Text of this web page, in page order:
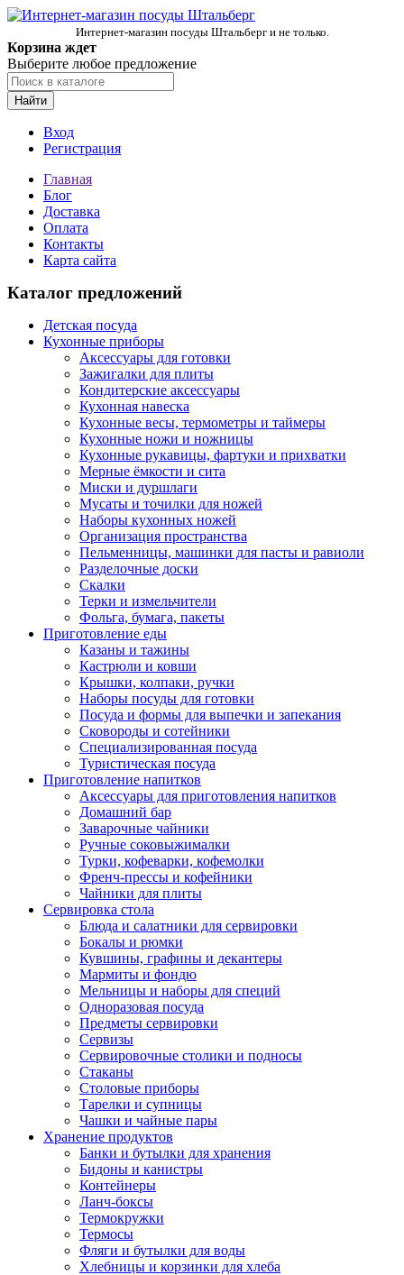
Интернет-магазин посуды Штальберг и не только.
Корзина ждет
Выберите любое предложение
Найти
Вход
Регистрация
Главная
Блог
Доставка
Оплата
Контакты
Карта сайта
Каталог предложений
Детская посуда
Кухонные приборы
Аксессуары для готовки
Зажигалки для плиты
Кондитерские аксессуары
Кухонная навеска
Кухонные весы, термометры и таймеры
Кухонные ножи и ножницы
Кухонные рукавицы, фартуки и прихватки
Мерные ёмкости и сита
Миски и дуршлаги
Мусаты и точилки для ножей
Наборы кухонных ножей
Организация пространства
Пельменницы, машинки для пасты и равиоли
Разделочные доски
Скалки
Терки и измельчители
Фольга, бумага, пакеты
Приготовление еды
Казаны и тажины
Кастрюли и ковши
Крышки, колпаки, ручки
Наборы посуды для готовки
Посуда и формы для выпечки и запекания
Сковороды и сотейники
Специализированная посуда
Туристическая посуда
Приготовление напитков
Аксессуары для приготовления напитков
Домашний бар
Заварочные чайники
Ручные соковыжималки
Турки, кофеварки, кофемолки
Френч-прессы и кофейники
Чайники для плиты
Сервировка стола
Блюда и салатники для сервировки
Бокалы и рюмки
Кувшины, графины и декантеры
Мармиты и фондю
Мельницы и наборы для специй
Одноразовая посуда
Предметы сервировки
Сервизы
Сервировочные столики и подносы
Стаканы
Столовые приборы
Тарелки и супницы
Чашки и чайные пары
Хранение продуктов
Банки и бутылки для хранения
Бидоны и канистры
Контейнеры
Ланч-боксы
Термокружки
Термосы
Фляги и бутылки для воды
Хлебницы и корзинки для хлеба